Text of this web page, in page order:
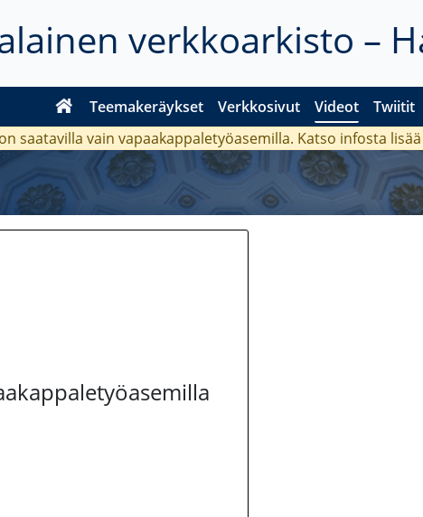
verkkoarkisto –
Teemakeräykset Verkkosivut Videot Twiitit
saatavilla vain vapaakappaletyöasemilla. Katso infosta